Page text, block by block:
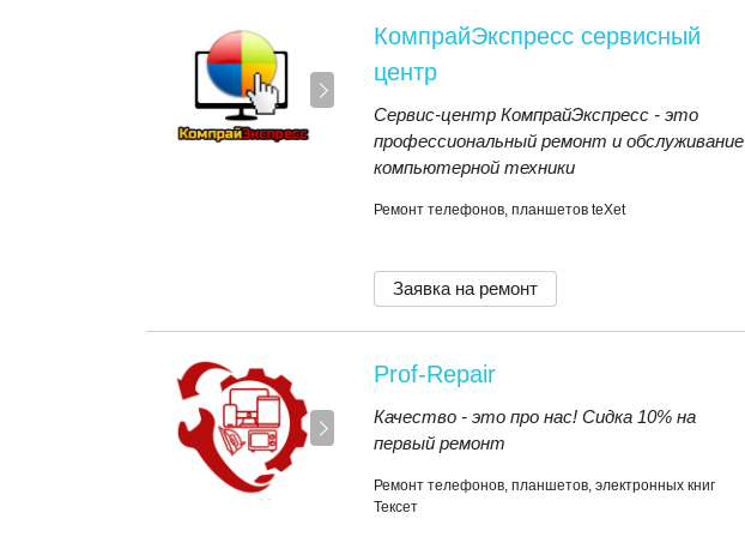
КомпрайЭкспресс сервисный
центр
Сервис-центр КомпрайЭкспресс - это
профессиональный ремонт и обслуживание
компьютерной техники
Ремонт телефонов, планшетов teXet
Заявка на ремонт
Prof-Repair
Качество - это про нас! Сидка 10% на
первый ремонт
Ремонт телефонов, планшетов, электронных книг
Тексет